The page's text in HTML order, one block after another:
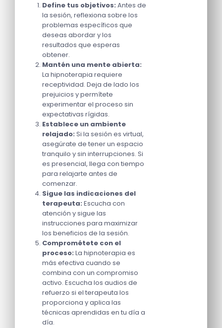
Define tus objetivos: Antes de
la sesión, reflexiona sobre los
problemas específicos que
deseas abordar y los
resultados que esperas
obtener.
Mantén una mente abierta:
La hipnoterapia requiere
receptividad. Deja de lado los
prejuicios y permítete
experimentar el proceso sin
expectativas rígidas.
Establece un ambiente
relajado: Si la sesión es virtual,
asegúrate de tener un espacio
tranquilo y sin interrupciones. Si
es presencial, llega con tiempo
para relajarte antes de
comenzar.
Sigue las indicaciones del
terapeuta: Escucha con
atención y sigue las
instrucciones para maximizar
los beneficios de la sesión.
Comprométete con el
proceso: La hipnoterapia es
más efectiva cuando se
combina con un compromiso
activo. Escucha los audios de
refuerzo si el terapeuta los
proporciona y aplica las
técnicas aprendidas en tu día a
día.